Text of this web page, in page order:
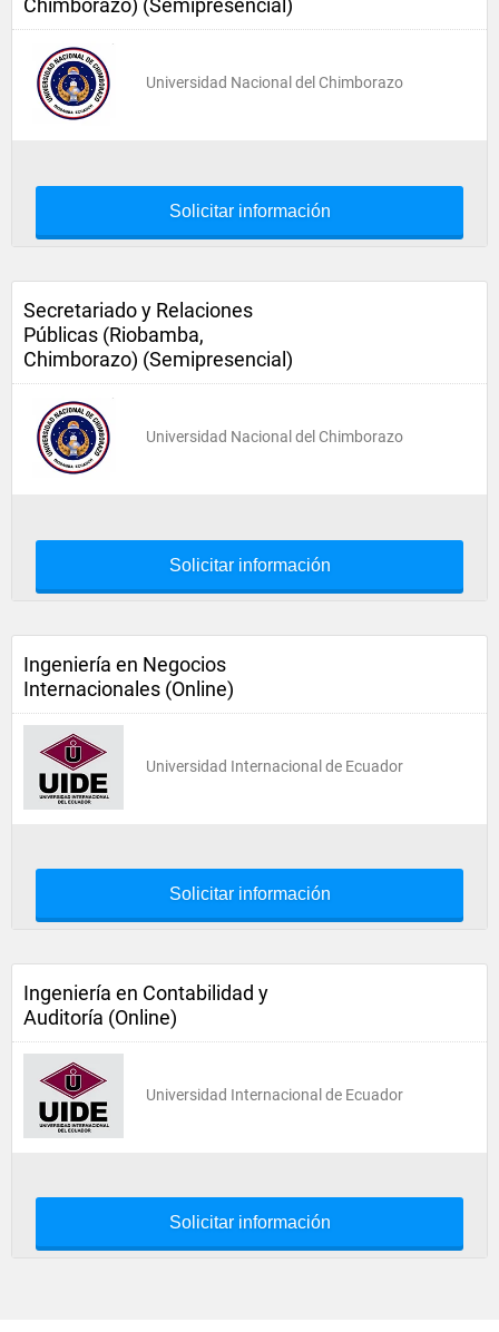
Chimborazo) (Semipresencial)
Universidad Nacional del Chimborazo
Solicitar información
Secretariado y Relaciones
Públicas (Riobamba,
Chimborazo) (Semipresencial)
Universidad Nacional del Chimborazo
Solicitar información
Ingeniería en Negocios
Internacionales (Online)
Universidad Internacional de Ecuador
Solicitar información
Ingeniería en Contabilidad y
Auditoría (Online)
Universidad Internacional de Ecuador
Solicitar información